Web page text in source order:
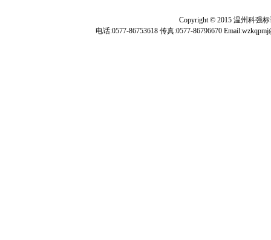
Copyright © 2015 温州科强
电话:0577-86753618 传真:0577-86796670